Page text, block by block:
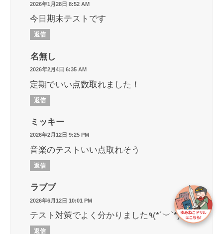
2026年1月28日 8:52 AM
今日期末テストです
返信
名無し
2026年2月4日 6:35 AM
定期でいい点数取れました！
返信
ミッキー
2026年2月12日 9:25 PM
音楽のテストいい点取れそう
返信
ラブブ
2026年6月12日 10:01 PM
テスト対策でよく分かりました٩(*´︶`*)۶
返信